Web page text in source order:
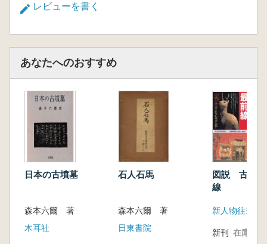
レビューを書く
あなたへのおすすめ
日本の古墳墓
森本六爾 著
木耳社
石人石馬
森本六爾 著
日東書院
図説 古墳研
線
新人物往来社
新刊 在庫なし